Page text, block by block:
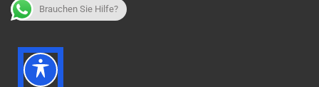
Brauchen Sie Hilfe?